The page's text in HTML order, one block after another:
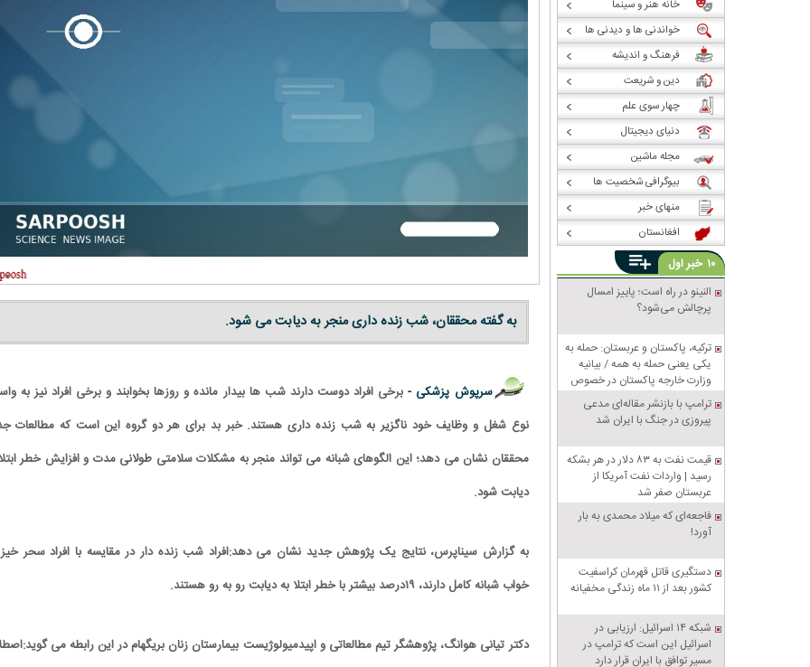
به گفته محققان، شب زنده داری منجر به دیابت می شود.
سرپوش پزشکی - برخی افراد دوست دارند شب ها بیدار مانده و روزها بخوابند و برخی افراد نیز به
نوع شغل و وظایف خود ناگزیر به شب زنده داری هستند. خبر بد برای هر دو گروه این است که مطالعات
محققان نشان می دهد؛ این الگوهای شبانه می تواند منجر به مشکلات سلامتی طولانی مدت و افزایش خطر
دیابت شود.
به گزارش سیناپرس، نتایج یک پژوهش جدید نشان می دهد:افراد شب زنده دار در مقایسه با افراد سحر
خواب شبانه کامل دارند، ۱۹درصد بیشتر با خطر ابتلا به دیابت رو به رو هستند.
دکتر تیانی هوانگ، پژوهشگر تیم مطالعاتی و اپیدمیولوژیست بیمارستان زنان بریگهام در این رابطه می
خانه هنر و سینما
خواندنی ها و دیدنی ها
فرهنگ و اندیشه
دین و شریعت
چهار سوی علم
دنیای دیجیتال
مجله ماشین
بیوگرافی شخصیت ها
منهای خبر
افغانستان
۱۰ خبراول
النینو در راه است؛ پاییز امسال
پرچالش می‌شود؟
ترکیه، پاکستان و عربستان: حمله به
یکی یعنی حمله به همه / بیانیه
وزارت خارجه پاکستان در خصوص
پیمان دفاعی مشترک مکه
ترامپ با بازنشر مقاله‌ای مدعی
پیروزی در جنگ با ایران شد
قیمت نفت به ۸۳ دلار در هر بشکه
رسید | واردات نفت آمریکا از
عربستان صفر شد
فاجعه‌ای که میلاد محمدی به بار
آورد!
دستگیری قاتل قهرمان کراسفیت
کشور بعد از ۱۱ ماه زندگی مخفیانه
شبکه ۱۴ اسرائیل: ارزیابی در
اسرائیل این است که ترامپ در
مسیر توافق با ایران قرار دارد